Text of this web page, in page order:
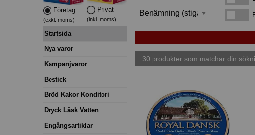
Företag
(exkl. moms)
Privat
(inkl. moms)
Startsida
Nya varor
Kampanjvaror
Bestick
Bröd Kakor Konditori
Dryck Läsk Vatten
Engångsartiklar
Bara
30 produkter som matchar din